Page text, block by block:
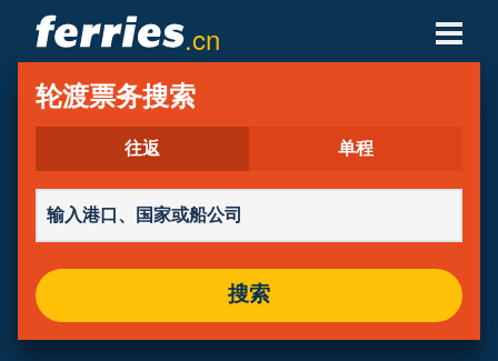
.cn
轮渡公司
轮渡目的地
轮渡航线
轮渡港口
管理预定
轮渡票务搜索
往返 单程
搜索